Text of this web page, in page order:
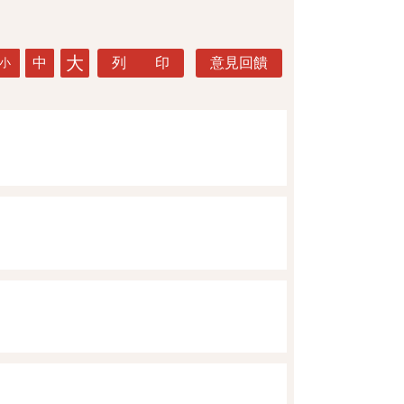
小 中 大 列 印 意見回饋